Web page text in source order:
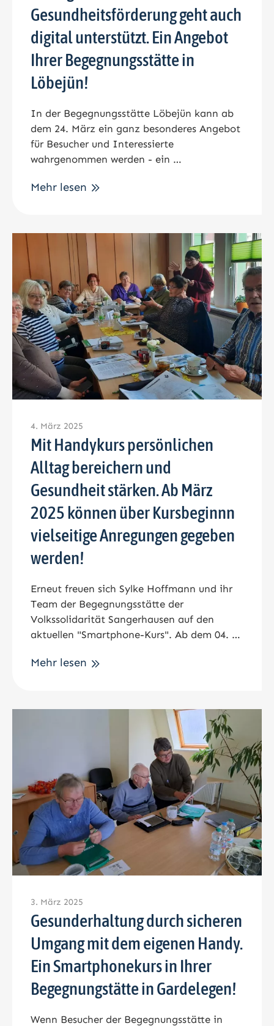
Gesundheitsförderung geht auch
digital unterstützt. Ein Angebot
Ihrer Begegnungsstätte in
Löbejün!
In der Begegnungsstätte Löbejün kann ab
dem 24. März ein ganz besonderes Angebot
für Besucher und Interessierte
wahrgenommen werden - ein …
Mehr lesen
4. März 2025
Mit Handykurs persönlichen
Alltag bereichern und
Gesundheit stärken. Ab März
2025 können über Kursbeginnn
vielseitige Anregungen gegeben
werden!
Erneut freuen sich Sylke Hoffmann und ihr
Team der Begegnungsstätte der
Volkssolidarität Sangerhausen auf den
aktuellen "Smartphone-Kurs". Ab dem 04. …
Mehr lesen
3. März 2025
Gesunderhaltung durch sicheren
Umgang mit dem eigenen Handy.
Ein Smartphonekurs in Ihrer
Begegnungstätte in Gardelegen!
Wenn Besucher der Begegnungsstätte in